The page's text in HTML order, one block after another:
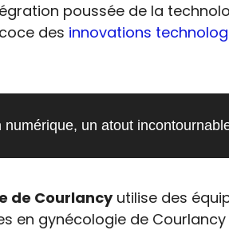
poussée de la
des innovations
numérique, un atout
de Courlancyutilise des
en gynécologie de